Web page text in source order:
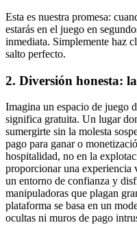
Esta es nuestra promesa:
estarás en el juego en
inmediata. Simplemente haz
salto perfecto.
2. Diversión honesta:
Imagina un espacio de juego
significa gratuita. Un lugar
sumergirte sin la molesta
pago para ganar o
hospitalidad, no en la
proporcionar una experiencia
un entorno de confianza y
manipuladoras que plagan
plataforma se basa en un
ocultas ni muros de pago